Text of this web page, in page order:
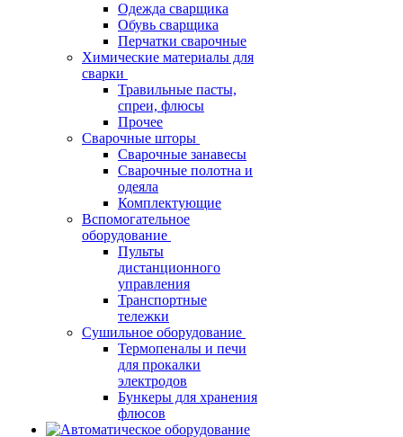
Одежда сварщика
Обувь сварщика
Перчатки сварочные
Химические материалы для
сварки
Травильные пасты,
спреи, флюсы
Прочее
Сварочные шторы
Сварочные занавесы
Сварочные полотна и
одеяла
Комплектующие
Вспомогательное
оборудование
Пульты
дистанционного
управления
Транспортные
тележки
Сушильное оборудование
Термопеналы и печи
для прокалки
электродов
Бункеры для хранения
флюсов